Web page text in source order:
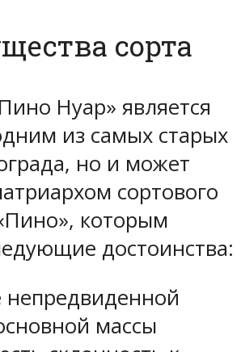
сорта
Нуар» является
из самых старых
но и может
сортового
которым
достоинства:
непредвиденной
массы